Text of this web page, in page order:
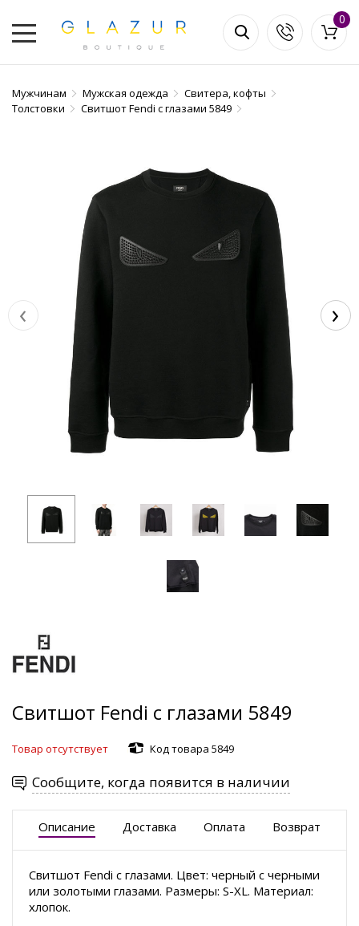
0
Мужчинам Мужская одежда
Свитера, кофты
Толстовки
Свитшот Fendi с глазами 5849
‹ ›
Свитшот Fendi с глазами 5849
Товар отсутствует Код товара 5849
Сообщите, когда появится в наличии
Описание Доставка Оплата Возврат
Свитшот Fendi с глазами. Цвет: черный с черными
или золотыми глазами. Размеры: S-XL. Материал:
хлопок.